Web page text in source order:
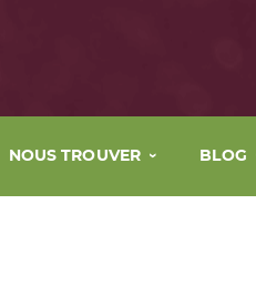
NOUS TROUVER BLOG